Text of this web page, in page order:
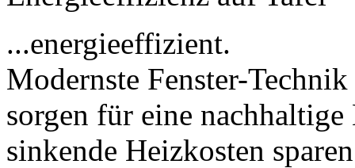
...energieeffizient.
Modernste Fenster-
sorgen für eine
sinkende Heizkosten